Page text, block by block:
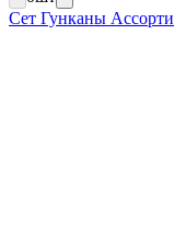
Сет Гунканы Ассорти